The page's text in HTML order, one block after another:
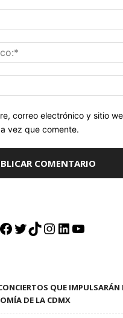
correo electrónico y sitio
vez que comente.
Facebook
Twitter
TikTok
Instagram
LinkedIn
YouTube
QUE IMPULSARÁN
DE LA CDMX